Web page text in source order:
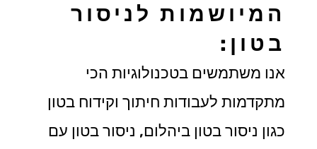
המיושמות לניסור
בטון:
אנו משתמשים בטכנולוגיות הכי
מתקדמות לעבודות חיתוך וקידוח בטון
כגון ניסור בטון ביהלום, ניסור בטון עם